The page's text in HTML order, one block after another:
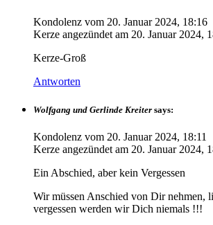
Kondolenz vom 20. Januar 2024, 18:16
Kerze angezündet am 20. Januar 2024,
Kerze-Groß
Antworten
Wolfgang und Gerlinde Kreiter says:
Kondolenz vom 20. Januar 2024, 18:11
Kerze angezündet am 20. Januar 2024,
Ein Abschied, aber kein Vergessen
Wir müssen Anschied von Dir nehmen,
vergessen werden wir Dich niemals !!!